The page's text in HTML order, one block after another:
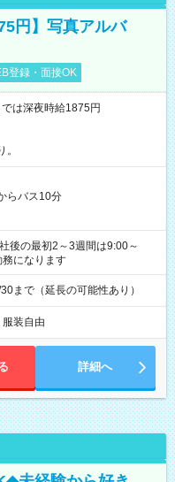
円】写真アルバ
登録・面接OK
は深夜時給1875円
らバス10分
後の最初2～3週間は9:00～
になります
まで（延長の可能性あり）
服装自由
詳細へ